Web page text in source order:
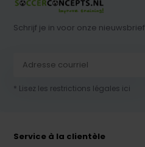
Schrijf je in voor onze nieuwsbrief
* Lisez les restrictions légales ici
Service à la clientèle